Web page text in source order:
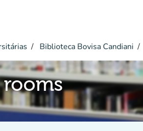
Biblioteca Bovisa Candiani